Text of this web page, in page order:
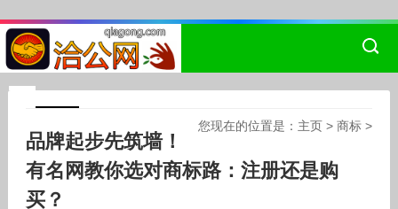
您现在的位置是： 主页 >商标 >
品牌起步先筑墙！
有名网教你选对商标路：注册还是购
买？